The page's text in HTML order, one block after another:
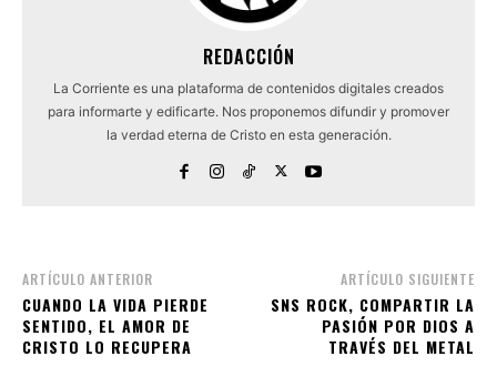
REDACCIÓN
La Corriente es una plataforma de contenidos digitales creados
para informarte y edificarte. Nos proponemos difundir y promover
la verdad eterna de Cristo en esta generación.
ARTÍCULO ANTERIOR
CUANDO LA VIDA PIERDE
SENTIDO, EL AMOR DE
CRISTO LO RECUPERA
ARTÍCULO SIGUIENTE
SNS ROCK, COMPARTIR LA
PASIÓN POR DIOS A
TRAVÉS DEL METAL